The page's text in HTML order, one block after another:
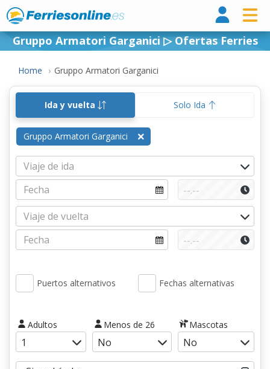
Gruppo Armatori Garganici ▷ Ofertas Ferries
Home Gruppo Armatori Garganici
Ida y vuelta Solo Ida
Gruppo Armatori Garganici
Puertos alternativos Fechas alternativas
Adultos Menos de 26 Mascotas